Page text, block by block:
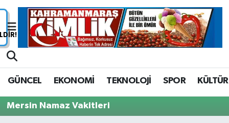
GÜNCEL EKONOMİ TEKNOLOJİ SPOR KÜLTÜR
Mersin Namaz Vakitleri
Nöbetçi Eczaneler
Trafik Durumu